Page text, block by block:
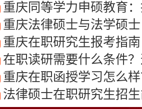
重庆同等学力申硕教育
重庆法律硕士与法学硕士
重庆在职研究生报考指
在职读研需要什么条件
重庆在职函授学习怎么
法律硕士在职研究生招